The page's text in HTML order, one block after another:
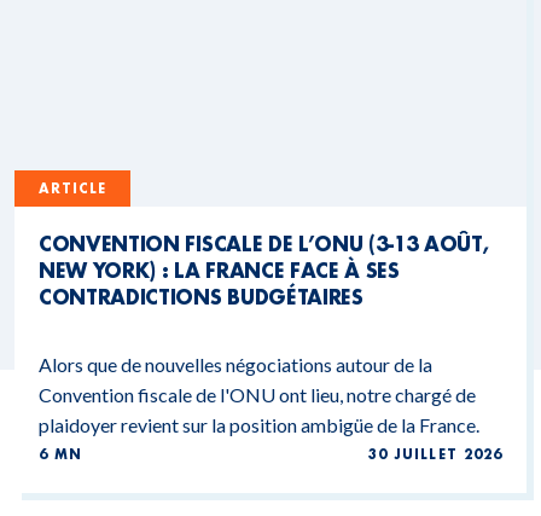
ARTICLE
CONVENTION FISCALE DE L’ONU (3-13 AOÛT,
NEW YORK) : LA FRANCE FACE À SES
CONTRADICTIONS BUDGÉTAIRES
Alors que de nouvelles négociations autour de la
Convention fiscale de l'ONU ont lieu, notre chargé de
plaidoyer revient sur la position ambigüe de la France.
6 MN 30 JUILLET 2026